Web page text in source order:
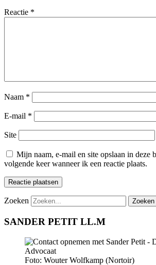
Reactie *
Naam *
E-mail *
Site
Mijn naam, e-mail en site opslaan in deze
volgende keer wanneer ik een reactie plaats.
Zoeken Zoeken
SANDER PETIT LL.M
Foto: Wouter Wolfkamp (Nortoir)